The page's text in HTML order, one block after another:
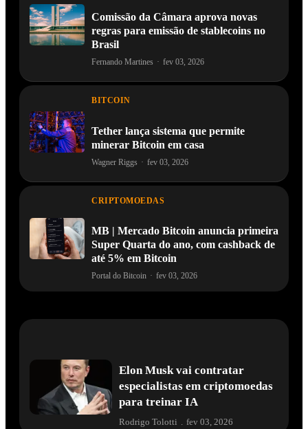
Comissão da Câmara aprova novas
regras para emissão de stablecoins no
Brasil
Fernando Martines · fev 03, 2026
BITCOIN
Tether lança sistema que permite
minerar Bitcoin em casa
Wagner Riggs · fev 03, 2026
CRIPTOMOEDAS
MB | Mercado Bitcoin anuncia primeira
Super Quarta do ano, com cashback de
até 5% em Bitcoin
Portal do Bitcoin · fev 03, 2026
Elon Musk vai contratar
especialistas em criptomoedas
para treinar IA
Rodrigo Tolotti fev 03, 2026